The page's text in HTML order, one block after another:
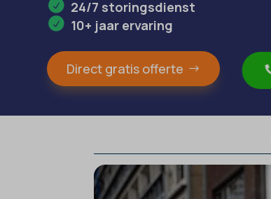
24/7 storingsdienst
10+ jaar ervaring
Direct gratis offerte